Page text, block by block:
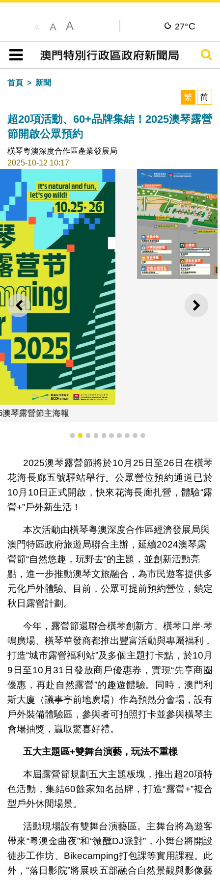
A A A 27°C
目錄
搜尋
首頁
新聞
繁
简
超20項活動、60+品牌集結！2025澳琴露營
節開啟公眾預約
橫琴粵澳深度合作區產業發展局
2025-10-12 10:17
上一則 下一
活動區域圖
1 2 3 4 5 6 7 8 9 10
2025澳琴露營節將於10月25日至26日在橫琴
花海長廊五號驛站舉行。公眾營位預約通道已於
10月10日正式開啟，快來花海長廊扎營，體驗“露
營+”戶外新生活！
本次活動由橫琴粵澳深度合作區經濟發展局與
澳門特區政府旅遊局聯合主辦，延續2024澳琴露
營節“自然悠趣，玩野去”的主題，並創新活動亮
點，進一步推動澳琴文旅融合，為市民遊客提供多
元化戶外體驗。目前，公眾可提前預約營位，鎖定
秋日露營計劃。
今年，露營節還聯合橫琴創新方、橫琴口岸·琴
鳴廣場、橫琴華發商都推出豐富活動與專屬福利，
打造“城市露營福利站”及多個主題打卡點，於10月
9日至10月31日發放商戶優惠券，實現“先享商圈
優惠，再赴自然露營”的趣遊體驗。同時，澳門利
斯大廈（議事亭前地廣場）作為預熱分會場，設有
戶外裝備體驗區，參與者可拍照打卡並參與橫琴主
會場抽獎，贏取驚喜好禮。
五大主題區+雙舞台演藝，玩法不重樣
本屆露營節規劃五大主題板塊，推出超20項特
色活動，集結60餘家知名品牌，打造“露營+”複合
型戶外休閒場景。
活動現場設有雙舞台演藝區。主舞台將為遊客
帶來“粵澳金曲夜”和“微醺DJ派對”，小舞台將開設
徒步工作坊、Bikecamping打包課等實用課程。此
外，“落日影院”將展映五部融合自然景觀與影像藝